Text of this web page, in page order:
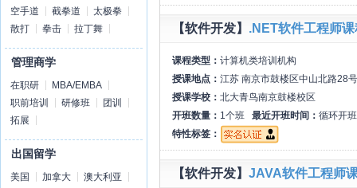
空手道
截拳道
太极拳
散打
拳击 拉丁舞
管理商学
在职研
MBA/EMBA
职前培训
研修班
团训
拓展
出国留学
美国 加拿大
澳大利亚
【软件开发】 .NET软件工程师课
课程类型： 计算机类培训机构
授课地点： 江苏 南京市鼓楼区中山北路28
授课学校： 北大青鸟南京鼓楼校区
开班数量： 1个班 最近开班时间： 循环开班
特性标签：
【软件开发】 JAVA软件工程师